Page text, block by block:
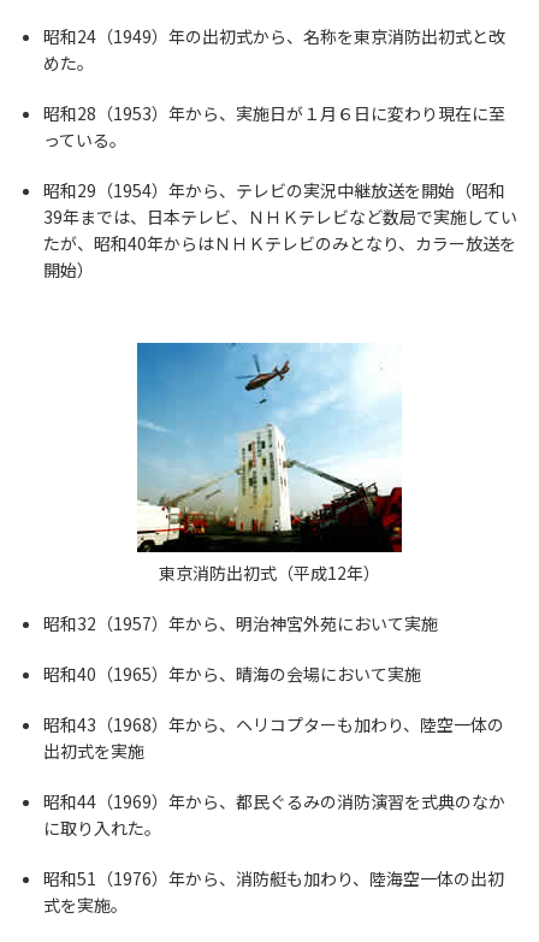
昭和24（1949）年の出初式から、名称を東京消防出初式と改
めた。
昭和28（1953）年から、実施日が１月６日に変わり現在に至
っている。
昭和29（1954）年から、テレビの実況中継放送を開始（昭和
39年までは、日本テレビ、ＮＨＫテレビなど数局で実施してい
たが、昭和40年からはＮＨＫテレビのみとなり、カラー放送を
開始）
東京消防出初式（平成12年）
昭和32（1957）年から、明治神宮外苑において実施
昭和40（1965）年から、晴海の会場において実施
昭和43（1968）年から、ヘリコプターも加わり、陸空一体の
出初式を実施
昭和44（1969）年から、都民ぐるみの消防演習を式典のなか
に取り入れた。
昭和51（1976）年から、消防艇も加わり、陸海空一体の出初
式を実施。